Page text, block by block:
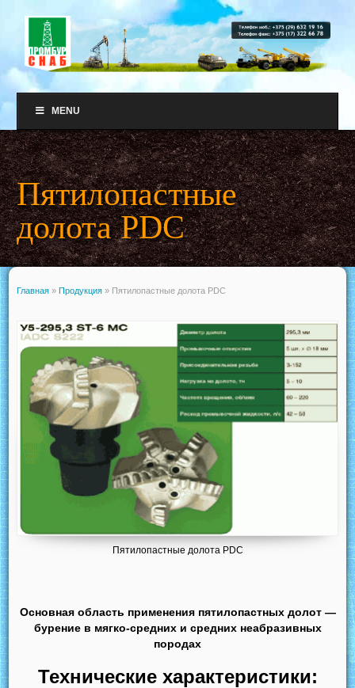
MENU
Пятилопастные
долота PDC
Главная » Продукция » Пятилопастные долота PDC
Пятилопастные долота PDC
Основная область применения пятилопастных долот —
бурение в мягко-средних и средних неабразивных
породах
Технические характеристики: